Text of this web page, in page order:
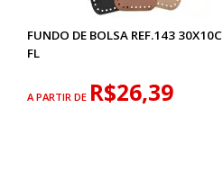
FUNDO DE BOLSA REF.143
FL
A PARTIR DE R$26,39